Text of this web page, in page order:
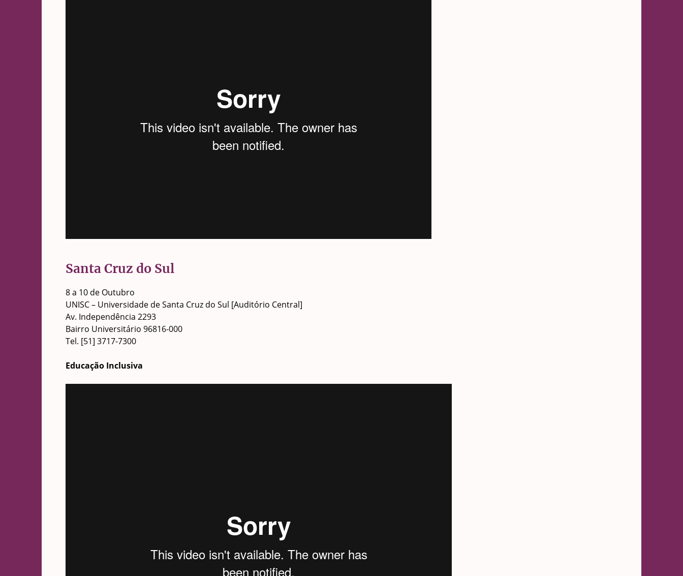
Santa Cruz do Sul
8 a 10 de Outubro
UNISC – Universidade de Santa Cruz do Sul [Auditório Central]
Av. Independência 2293
Bairro Universitário 96816-000
Tel. [51] 3717-7300
Educação Inclusiva